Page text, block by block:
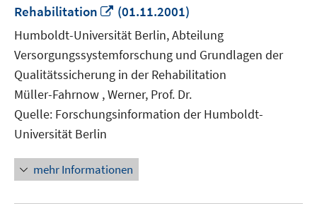
Rehabilitation
In
neuem
Fenster
öffnen
(01.11.2001)
Humboldt-Universität Berlin, Abteilung
Versorgungssystemforschung und Grundlagen der
Qualitätssicherung in der Rehabilitation
Müller-Fahrnow , Werner, Prof. Dr.
Quelle: Forschungsinformation der Humboldt-
Universität Berlin
mehr Informationen